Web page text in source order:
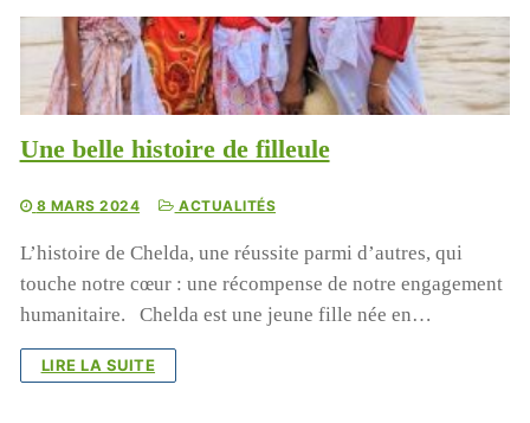
Une belle histoire de filleule
8 MARS 2024 ACTUALITÉS
L’histoire de Chelda, une réussite parmi d’autres, qui
touche notre cœur : une récompense de notre engagement
humanitaire. Chelda est une jeune fille née en…
LIRE LA SUITE